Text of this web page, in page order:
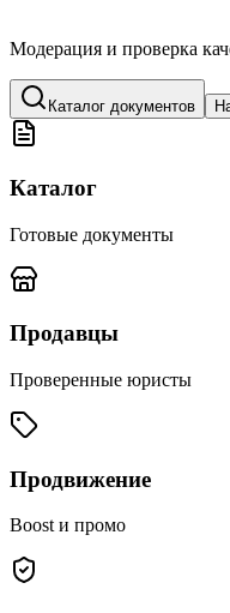
Модерация и проверка
Каталог документов
Каталог
Готовые документы
Продавцы
Проверенные юристы
Продвижение
Boost и промо